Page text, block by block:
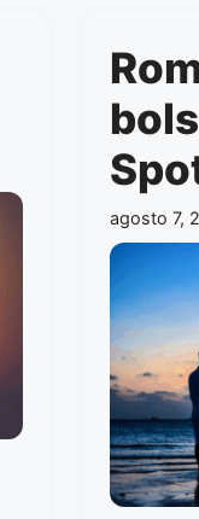
agosto 7,